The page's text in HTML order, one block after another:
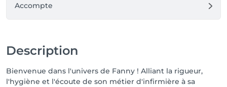
Accompte
Description
Bienvenue dans l'univers de Fanny ! Alliant la rigueur,
l'hygiène et l'écoute de son métier d'infirmière à sa